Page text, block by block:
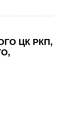
ЦК РКП,